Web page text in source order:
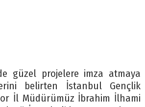
güzel projelere imza atmaya
belirten İstanbul Gençlik
İl Müdürümüz İbrahim İlhami